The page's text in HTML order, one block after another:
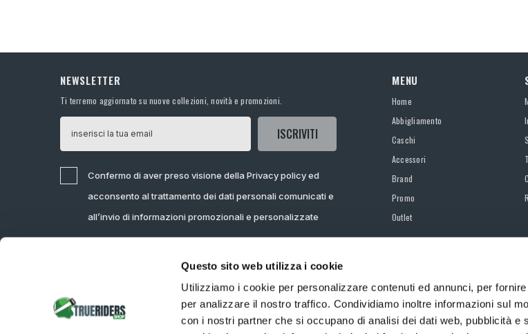
Questo sito web utilizza i cookie
Utilizziamo i cookie per personalizzare contenuti ed annunci, per
per analizzare il nostro traffico. Condividiamo inoltre informazioni sul
con i nostri partner che si occupano di analisi dei dati web, pubblicità e
NEWSLETTER
Ti terremo aggiornato su nuove collezioni, novità e promozioni.
ISCRIVITI
Confermo di aver preso visione della Privacy policy ed
acconsento al trattamento dei dati personali comunicati e
all’invio di informazioni promozionali e personalizzate
MENU
Home
Abbigliamento
Caschi
Accessori
Brand
Promo
Outlet
©Valica S.p.A. Via Via Alessandro Torlonia - 00161